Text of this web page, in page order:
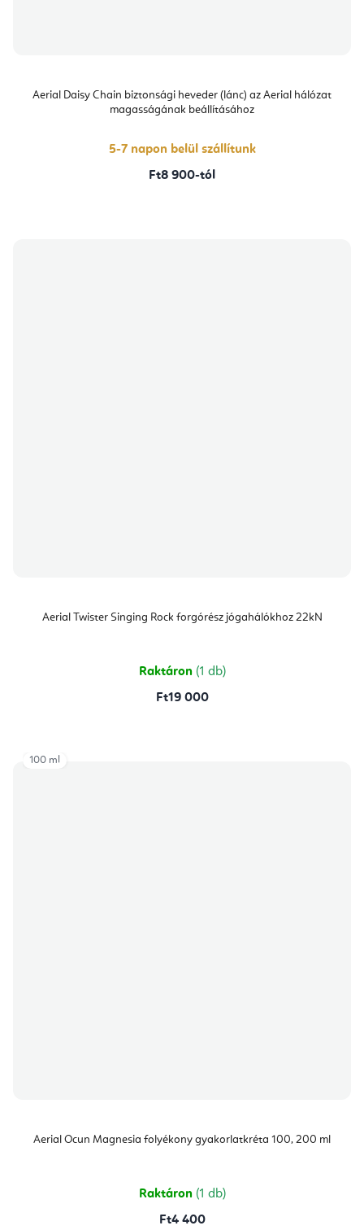
Aerial Daisy Chain biztonsági heveder (lánc) az Aerial hálózat
magasságának beállításához
5-7 napon belül szállítunk
Ft8 900-tól
Aerial Twister Singing Rock forgórész jógahálókhoz 22kN
Raktáron (1 db)
Ft19 000
Aerial Ocun Magnesia folyékony gyakorlatkréta 100, 200 ml
Raktáron (1 db)
Ft4 400
100 ml